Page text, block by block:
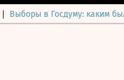
Выборы в Госдуму: каким